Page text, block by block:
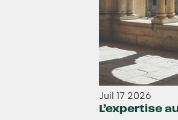
Juil 17 2026
L’expertise